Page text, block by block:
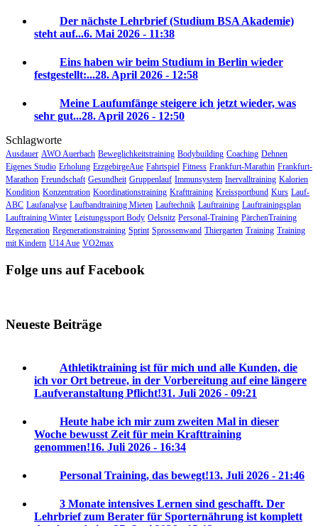
Der nächste Lehrbrief (Studium BSA Akademie)
steht auf...6. Mai 2026 - 11:38
Eins haben wir beim Studium in Berlin wieder
festgestellt:...28. April 2026 - 12:58
Meine Laufumfänge steigere ich jetzt wieder, was
sehr gut...28. April 2026 - 12:50
Schlagworte
Ausdauer AWO Auerbach Beweglichkeitstraining Bodybuilding Coaching Dehnen
Eigenes Studio Erholung ErzgebirgeAue Fahrtspiel Fitness Frankfurt-Marathin Frankfurt-
Marathon Freundschaft Gesundheit Gruppenlauf Immunsystem Inervalltraining Kalorien
Kondition Konzentration Koordinationstraining Krafttraining Kreissportbund Kurs Lauf-
ABC Laufanalyse Laufbandtraining Mieten Lauftechnik Lauftraining Lauftrainingsplan
Lauftraining Winter Leistungssport Body Oelsnitz Personal-Training PärchenTraining
Regeneration Regenerationstraining Sprint Sprossenwand Thiergarten Training Training
mit Kindern U14 Aue VO2max
Folge uns auf Facebook
Neueste Beiträge
Athletiktraining ist für mich und alle Kunden, die
ich vor Ort betreue, in der Vorbereitung auf eine längere
Laufveranstaltung Pflicht!31. Juli 2026 - 09:21
Heute habe ich mir zum zweiten Mal in dieser
Woche bewusst Zeit für mein Krafttraining
genommen!16. Juli 2026 - 16:34
Personal Training, das bewegt!13. Juli 2026 - 21:46
3 Monate intensives Lernen sind geschafft. Der
Lehrbrief zum Berater für Sporternährung ist komplett